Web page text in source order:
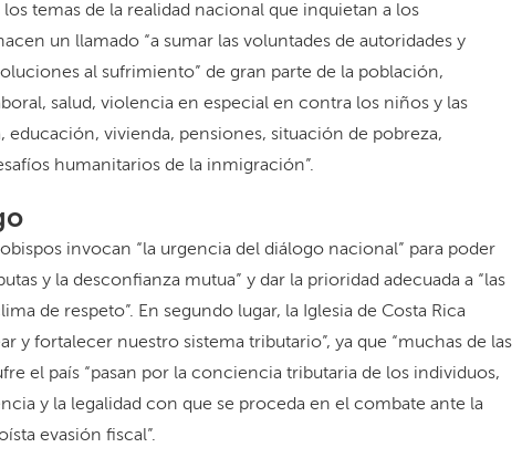
temas de la realidad nacional que inquietan a los
un llamado “a sumar las voluntades de autoridades y
al sufrimiento” de gran parte de la población,
salud, violencia en especial en contra los niños y las
educación, vivienda, pensiones, situación de pobreza,
humanitarios de la inmigración”.
invocan “la urgencia del diálogo nacional” para poder
y la desconfianza mutua” y dar la prioridad adecuada a “las
de respeto”. En segundo lugar, la Iglesia de Costa Rica
y fortalecer nuestro sistema tributario”, ya que “muchas de las
el país “pasan por la conciencia tributaria de los individuos,
y la legalidad con que se proceda en el combate ante la
evasión fiscal”.